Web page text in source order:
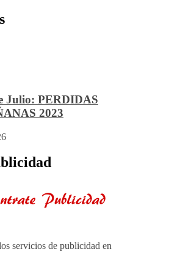
Julio: PERDIDAS
2023
servicios de publicidad en